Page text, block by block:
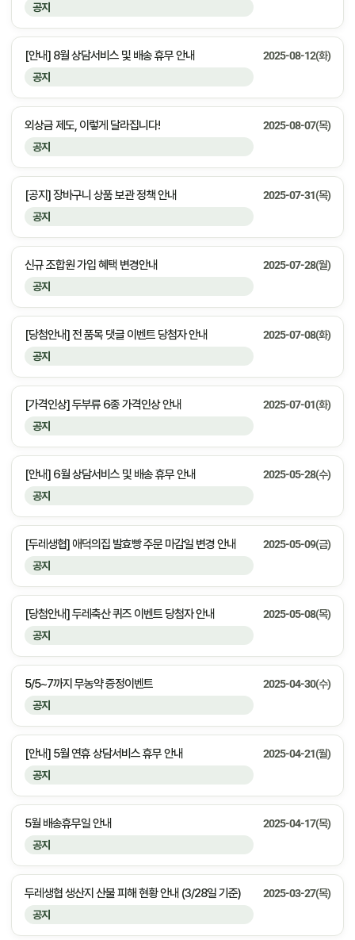
공지
공지
[안내] 8월 상담서비스 및 배송 휴무 안내 2025-08-12(화)
공지
외상금 제도, 이렇게 달라집니다! 2025-08-07(목)
공지
[공지] 장바구니 상품 보관 정책 안내 2025-07-31(목)
공지
신규 조합원 가입 혜택 변경안내 2025-07-28(월)
공지
[당첨안내] 전 품목 댓글 이벤트 당첨자 안내 2025-07-08(화)
공지
[가격인상] 두부류 6종 가격인상 안내 2025-07-01(화)
공지
[안내] 6월 상담서비스 및 배송 휴무 안내 2025-05-28(수)
공지
[두레생협] 애덕의집 발효빵 주문 마감일 변경 안내 2025-05-09(금)
공지
[당첨안내] 두레축산 퀴즈 이벤트 당첨자 안내 2025-05-08(목)
공지
5/5~7까지 무농약 증정이벤트 2025-04-30(수)
공지
[안내] 5월 연휴 상담서비스 휴무 안내 2025-04-21(월)
공지
5월 배송휴무일 안내 2025-04-17(목)
공지
두레생협 생산지 산불 피해 현황 안내 (3/28일 기준) 2025-03-27(목)